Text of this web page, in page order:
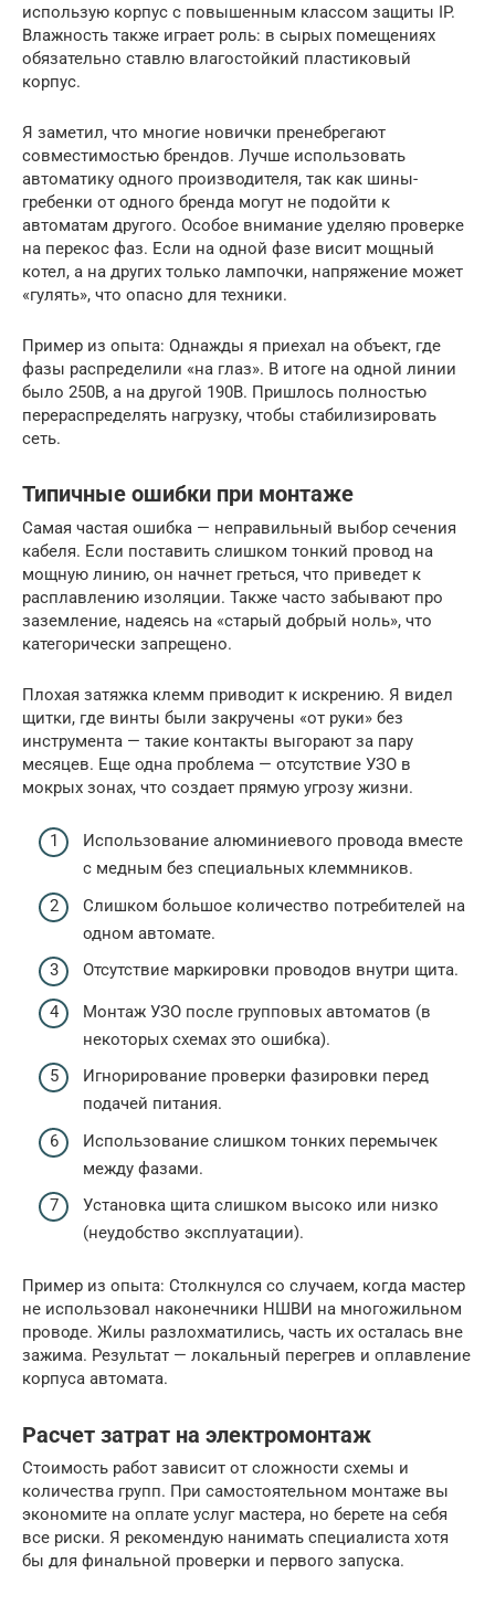
использую корпус с повышенным классом защиты IP.
Влажность также играет роль: в сырых помещениях
обязательно ставлю влагостойкий пластиковый
корпус.
Я заметил, что многие новички пренебрегают
совместимостью брендов. Лучше использовать
автоматику одного производителя, так как шины-
гребенки от одного бренда могут не подойти к
автоматам другого. Особое внимание уделяю проверке
на перекос фаз. Если на одной фазе висит мощный
котел, а на других только лампочки, напряжение может
«гулять», что опасно для техники.
Пример из опыта: Однажды я приехал на объект, где
фазы распределили «на глаз». В итоге на одной линии
было 250В, а на другой 190В. Пришлось полностью
перераспределять нагрузку, чтобы стабилизировать
сеть.
Типичные ошибки при монтаже
Самая частая ошибка — неправильный выбор сечения
кабеля. Если поставить слишком тонкий провод на
мощную линию, он начнет греться, что приведет к
расплавлению изоляции. Также часто забывают про
заземление, надеясь на «старый добрый ноль», что
категорически запрещено.
Плохая затяжка клемм приводит к искрению. Я видел
щитки, где винты были закручены «от руки» без
инструмента — такие контакты выгорают за пару
месяцев. Еще одна проблема — отсутствие УЗО в
мокрых зонах, что создает прямую угрозу жизни.
Использование алюминиевого провода вместе
с медным без специальных клеммников.
Слишком большое количество потребителей на
одном автомате.
Отсутствие маркировки проводов внутри щита.
Монтаж УЗО после групповых автоматов (в
некоторых схемах это ошибка).
Игнорирование проверки фазировки перед
подачей питания.
Использование слишком тонких перемычек
между фазами.
Установка щита слишком высоко или низко
(неудобство эксплуатации).
Пример из опыта: Столкнулся со случаем, когда мастер
не использовал наконечники НШВИ на многожильном
проводе. Жилы разлохматились, часть их осталась вне
зажима. Результат — локальный перегрев и оплавление
корпуса автомата.
Расчет затрат на электромонтаж
Стоимость работ зависит от сложности схемы и
количества групп. При самостоятельном монтаже вы
экономите на оплате услуг мастера, но берете на себя
все риски. Я рекомендую нанимать специалиста хотя
бы для финальной проверки и первого запуска.